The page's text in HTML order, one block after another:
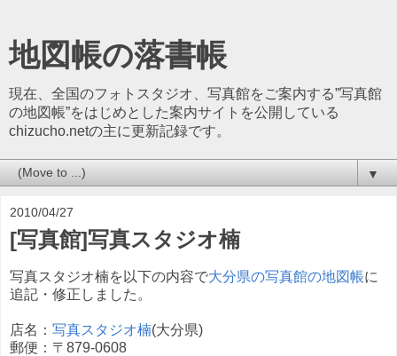
地図帳の落書帳
現在、全国のフォトスタジオ、写真館をご案内する”写真館
の地図帳”をはじめとした案内サイトを公開している
chizucho.netの主に更新記録です。
▼
2010/04/27
[写真館]写真スタジオ楠
写真スタジオ楠を以下の内容で大分県の写真館の地図帳に
追記・修正しました。
店名： 写真スタジオ楠(大分県)
郵便：〒879-0608